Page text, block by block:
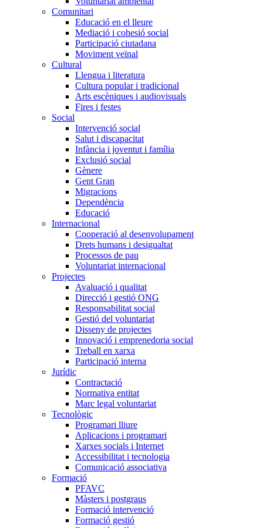
Comunitari
Educació en el lleure
Mediació i cohesió social
Participació ciutadana
Moviment veïnal
Cultural
Llengua i literatura
Cultura popular i tradicional
Arts escèniques i audiovisuals
Fires i festes
Social
Intervenció social
Salut i discapacitat
Infància i joventut i família
Exclusió social
Gènere
Gent Gran
Migracions
Dependència
Educació
Internacional
Cooperació al desenvolupament
Drets humans i desigualtat
Processos de pau
Voluntariat internacional
Projectes
Avaluació i qualitat
Direcció i gestió ONG
Responsabilitat social
Gestió del voluntariat
Disseny de projectes
Innovació i emprenedoria social
Treball en xarxa
Participació interna
Jurídic
Contractació
Normativa entitat
Marc legal voluntariat
Tecnològic
Programari lliure
Aplicacions i programari
Xarxes socials i Internet
Accessibilitat i tecnologia
Comunicació associativa
Formació
PFAVC
Màsters i postgraus
Formació intervenció
Formació gestió